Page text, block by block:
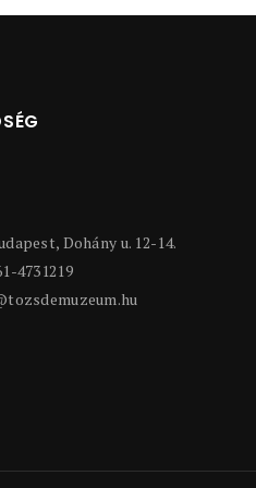
Dohány u. 12-14.
4731219